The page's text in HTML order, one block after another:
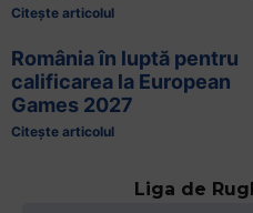
Citește articolul
România în luptă pentru
calificarea la European
Games 2027
Citește articolul
Liga de